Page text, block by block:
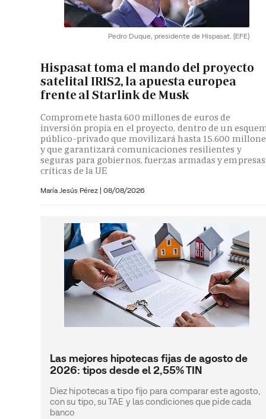
Pedro Duque, presidente de Hispasat. (EFE)
Hispasat toma el mando del proyecto
satelital IRIS2, la apuesta europea
frente al Starlink de Musk
Compromete hasta 600 millones de euros de
inversión propia en el proyecto, dentro de un
público-privado que movilizará hasta 15.600
y que garantizará comunicaciones resilientes y
seguras para gobiernos, fuerzas armadas y empresas
críticas de la UE
María Jesús Pérez | 08/08/2026
Las mejores hipotecas fijas de agosto de
2026: tipos desde el 2,55% TIN
Diez hipotecas a tipo fijo para comparar este agosto,
con su tipo, su TAE y las condiciones que pide cada
banco